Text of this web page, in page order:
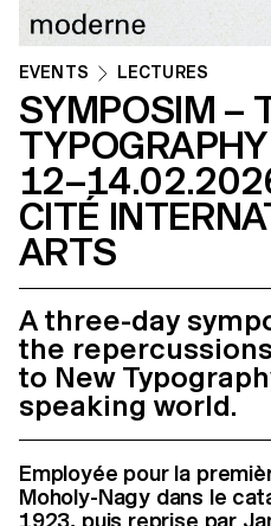
EVENTS LECTURES
SYMPOSIM –
TYPOGRAPHY
CITÉ
ARTS
A three-day
the
to New
speaking world.
Employée pour la
Moholy-Nagy dans le
1923, puis reprise par